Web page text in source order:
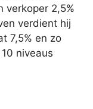
verkoper 2,5%
verdient hij
7,5% en zo
niveaus